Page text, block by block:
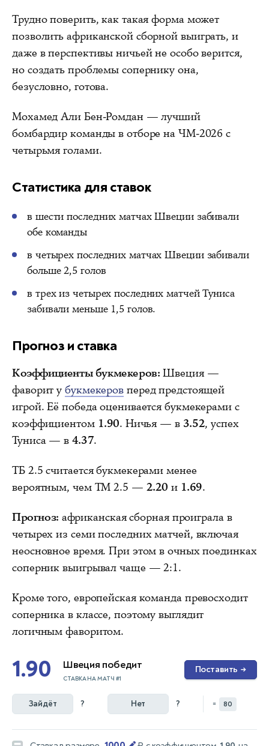
Трудно поверить, как такая форма может
позволить африканской сборной выиграть, и
даже в перспективы ничьей не особо верится,
но создать проблемы сопернику она,
безусловно, готова.
Мохамед Али Бен-Ромдан — лучший
бомбардир команды в отборе на ЧМ-2026 с
четырьмя голами.
Статистика для ставок
в шести последних матчах Швеции забивали
обе команды
в четырех последних матчах Швеции забивали
больше 2,5 голов
в трех из четырех последних матчей Туниса
забивали меньше 1,5 голов.
Прогноз и ставка
Коэффициенты букмекеров: Швеция —
фаворит у букмекеров перед предстоящей
игрой. Её победа оценивается букмекерами с
коэффициентом 1.90. Ничья — в 3.52, успех
Туниса — в 4.37.
ТБ 2.5 считается букмекерами менее
вероятным, чем ТМ 2.5 — 2.20 и 1.69.
Прогноз: африканская сборная проиграла в
четырех из семи последних матчей, включая
неосновное время. При этом в очных поединках
соперник выигрывал чаще — 2:1.
Кроме того, европейская команда превосходит
соперника в классе, поэтому выглядит
логичным фаворитом.
1.90 Швеция победит
СТАВКА НА МАТЧ #1
Поставить →
Зайдёт ? Нет ? = 80